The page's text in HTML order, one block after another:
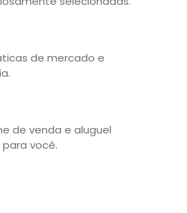
de mercado e
de venda e aluguel
você.